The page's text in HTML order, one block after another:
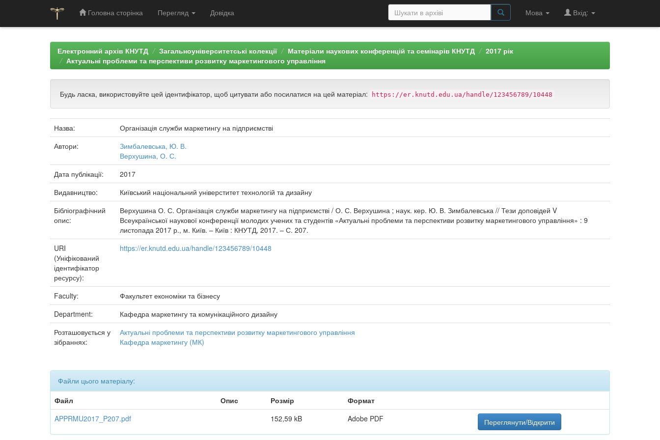
Головна сторінка Перегляд Довідка Мова Вхід:
Електронний архів КНУТД Загальноуніверситетські колекції Матеріали наукових конференцій та семінарів КНУТД
2017 рік
Актуальні проблеми та перспективи розвитку маркетингового управління
Будь ласка, використовуйте цей ідентифікатор, щоб цитувати або посилатися на цей матеріал: https://er.knutd.edu.ua/handle/123456789/10448
Назва:
Організація служби маркетингу на підприємстві
Автори:
Зимбалевська, Ю. В.
Верхушина, О. С.
Дата публікації:
2017
Видавництво:
Київський національний універститет технологій та дизайну
Бібліографічний
опис:
Верхушина О. С. Організація служби маркетингу на підприємстві / О. С. Верхушина ; наук. кер. Ю. В. Зимбалевська // Тези доповідей V
Всеукраїнської наукової конференції молодих учених та студентів «Актуальні проблеми та перспективи розвитку маркетингового управління» : 9
листопада 2017 р., м. Київ. – Київ : КНУТД, 2017. – С. 207.
URI
(Уніфікований
ідентифікатор
ресурсу):
https://er.knutd.edu.ua/handle/123456789/10448
Faculty:
Факультет економіки та бізнесу
Department:
Кафедра маркетингу та комунікаційного дизайну
Розташовується у
зібраннях:
Актуальні проблеми та перспективи розвитку маркетингового управління
Кафедра маркетингу (МК)
Файли цього матеріалу:
Файл
Опис Розмір
Формат
APPRMU2017_P207.pdf
152,59 kB Adobe PDF Переглянути/Відкрити